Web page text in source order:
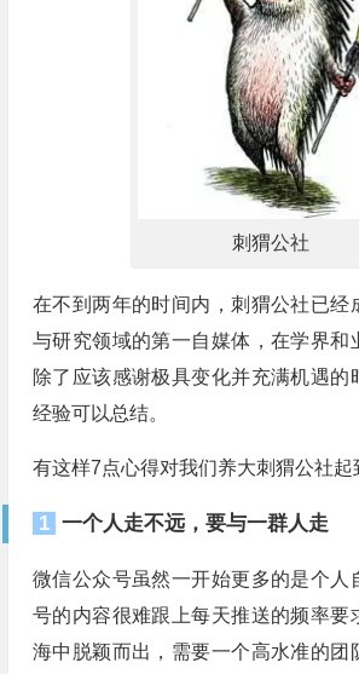
刺猬公社
在不到两年的时间内，刺猬公社已经
与研究领域的第一自媒体，在学界和
除了应该感谢极具变化并充满机遇的
经验可以总结。
有这样7点心得对我们养大刺猬公社起
1 一个人走不远，要与一群人走
微信公众号虽然一开始更多的是个人
号的内容很难跟上每天推送的频率要
海中脱颖而出，需要一个高水准的团